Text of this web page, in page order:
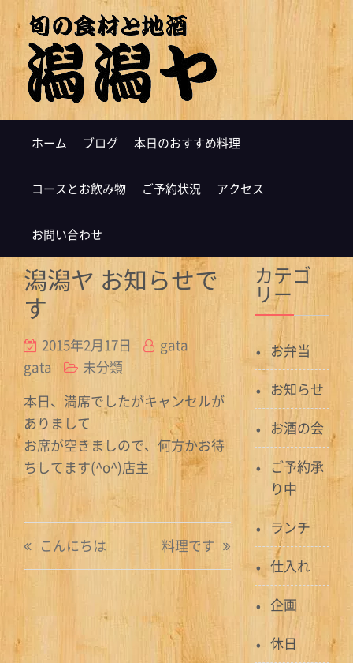
ホーム ブログ 本日のおすすめ料理
コースとお飲み物 ご予約状況 アクセス
お問い合わせ
潟潟ヤ お知らせで
す
2015年2月17日
gata
gata
未分類
本日、満席でしたがキャンセルが
ありまして
お席が空きましので、何方かお待
ちしてます(^o^)店主
投
稿
こんにちは 料理です
カテゴ
リー
お弁当
お知らせ
お酒の会
ご予約承
り中
ランチ
仕入れ
企画
休日